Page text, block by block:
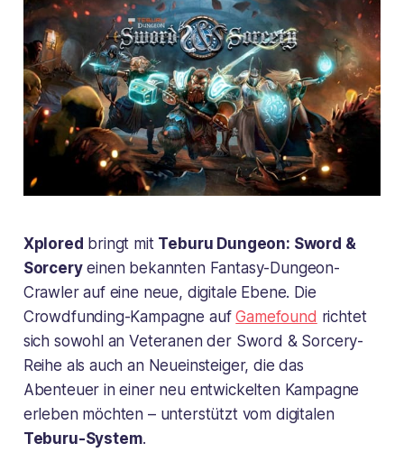
Xplored bringt mit Teburu Dungeon: Sword &
Sorceryeinen bekannten Fantasy-Dungeon-
Crawler auf eine neue, digitale Ebene. Die
Crowdfunding-Kampagne aufGamefound richtet
sich sowohl an Veteranen der Sword & Sorcery-
Reihe als auch an Neueinsteiger, die das
Abenteuer in einer neu entwickelten Kampagne
erleben möchten – unterstützt vom digitalen
Teburu-System.